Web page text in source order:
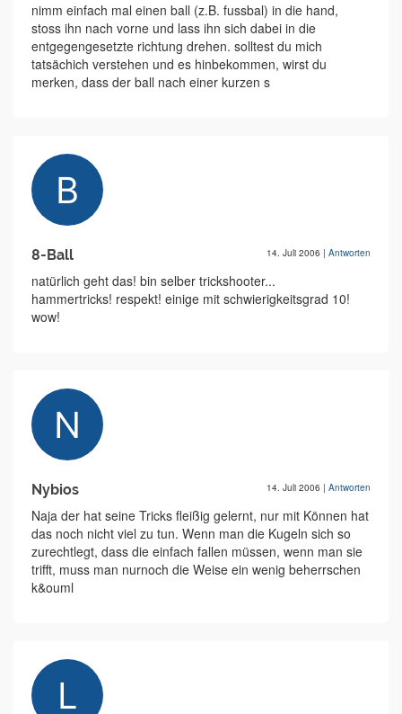
nimm einfach mal einen ball (z.B. fussbal) in die hand,
stoss ihn nach vorne und lass ihn sich dabei in die
entgegengesetzte richtung drehen. solltest du mich
tatsächich verstehen und es hinbekommen, wirst du
merken, dass der ball nach einer kurzen s
8-Ball 14. Juli 2006 | Antworten
natürlich geht das! bin selber trickshooter...
hammertricks! respekt! einige mit schwierigkeitsgrad 10!
wow!
Nybios 14. Juli 2006 | Antworten
Naja der hat seine Tricks fleißig gelernt, nur mit Können hat
das noch nicht viel zu tun. Wenn man die Kugeln sich so
zurechtlegt, dass die einfach fallen müssen, wenn man sie
trifft, muss man nurnoch die Weise ein wenig beherrschen
k&ouml